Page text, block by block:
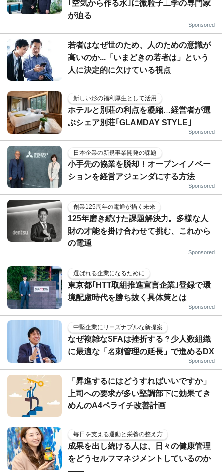
｢空気から作る水｣に微粒子工学の専門家
が迫る
Sponsored
若者はなぜ世のため、人のための意識が
高いのか...「いまどきの若者は」という
人に決定的に欠けている視点
新しい形の福利厚生として活用
ホテルと別荘の利点を凝縮…経営者が選
ぶシェア別荘｢GLAMDAY STYLE｣
Sponsored
日本企業の新規事業開発の課題
小手先の協業を脱却！オープンイノベー
ションを経営アジェンダにする方法
Sponsored
創業125周年の電通が描く未来
125年磨き続けた課題解決力。多様な人
財の才能を掛け合わせて挑む、これから
の電通
Sponsored
選ばれる企業になるために
東京都｢HTT取組推進宣言企業｣登録で環
境配慮時代を勝ち抜く具体策とは
Sponsored
中堅企業にリーズナブルな新提案
なぜ複雑なSFAは挫折する？少人数組織
に最適な「名刺管理の延長」で進めるDX
Sponsored
「昇進するにはどうすればいいですか」
上司への要求が多い堅調部下に効果てき
めんのA4ペライチ改善計画
毎日を支える運動と栄養の整え方
成果を出し続ける人は、日々の健康管理
をどうセルフマネジメントしているのか
——